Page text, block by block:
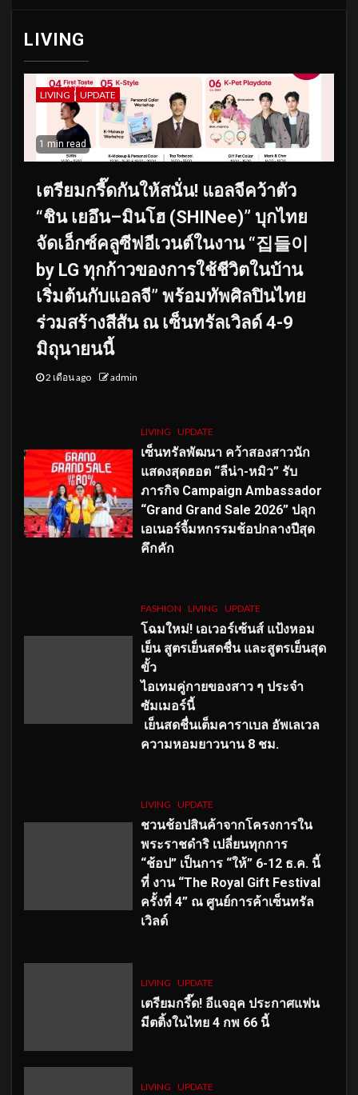
LIVING
LIVING UPDATE
1 min read
เตรียมกรี๊ดกันให้สนั่น! แอลจีคว้าตัว
“ชิน เยอึน–มินโฮ (SHINee)” บุกไทย
จัดเอ็กซ์คลูซีฟอีเวนต์ในงาน “집들이
by LG ทุกก้าวของการใช้ชีวิตในบ้าน
เริ่มต้นกับแอลจี” พร้อมทัพศิลปินไทย
ร่วมสร้างสีสัน ณ เซ็นทรัลเวิลด์ 4-9
มิถุนายนนี้
2 เดือน ago admin
LIVING UPDATE
เซ็นทรัลพัฒนา คว้าสองสาวนัก
แสดงสุดฮอต “ลีน่า-หมิว” รับ
ภารกิจ Campaign Ambassador
“Grand Grand Sale 2026” ปลุก
เอเนอร์จี้มหกรรมช้อปกลางปีสุด
คึกคัก
FASHION LIVING UPDATE
โฉมใหม่! เอเวอร์เซ้นส์ แป้งหอม
เย็น สูตรเย็นสดชื่น และสูตรเย็นสุด
ขั้ว
ไอเทมคู่กายของสาว ๆ ประจำ
ซัมเมอร์นี้
เย็นสดชื่นเต็มคาราเบล อัพเลเวล
ความหอมยาวนาน 8 ชม.
LIVING UPDATE
ชวนช้อปสินค้าจากโครงการใน
พระราชดำริ เปลี่ยนทุกการ
“ช้อป” เป็นการ “ให้” 6-12 ธ.ค. นี้
ที่ งาน “The Royal Gift Festival
ครั้งที่ 4” ณ ศูนย์การค้าเซ็นทรัล
เวิลด์
LIVING UPDATE
เตรียมกรี๊ด! อีแจอุค ประกาศแฟน
มีตติ้งในไทย 4 กพ 66 นี้
LIVING UPDATE